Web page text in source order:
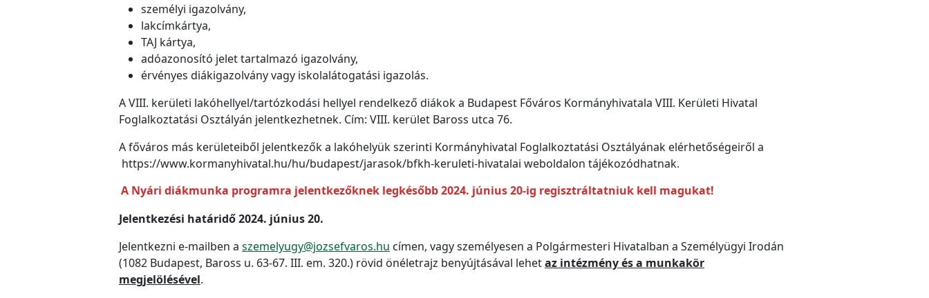
személyi igazolvány,
lakcímkártya,
TAJ kártya,
adóazonosító jelet tartalmazó igazolvány,
érvényes diákigazolvány vagy iskolalátogatási igazolás.
A VIII. kerületi lakóhellyel/tartózkodási hellyel rendelkező diákok a Budapest Főváros Kormányhivatala VIII. Kerületi Hivatal
Foglalkoztatási Osztályán jelentkezhetnek. Cím: VIII. kerület Baross utca 76.
A főváros más kerületeiből jelentkezők a lakóhelyük szerinti Kormányhivatal Foglalkoztatási Osztályának elérhetőségeiről a
https://www.kormanyhivatal.hu/hu/budapest/jarasok/bfkh-keruleti-hivatalai weboldalon tájékozódhatnak.
A Nyári diákmunka programra jelentkezőknek legkésőbb 2024. június 20-ig regisztráltatniuk kell magukat!
Jelentkezési határidő 2024. június 20.
Jelentkezni e-mailben a szemelyugy@jozsefvaros.hu címen, vagy személyesen a Polgármesteri Hivatalban a Személyügyi Irodán
(1082 Budapest, Baross u. 63-67. III. em. 320.) rövid önéletrajz benyújtásával lehetaz intézmény és a munkakör
megjelölésével.